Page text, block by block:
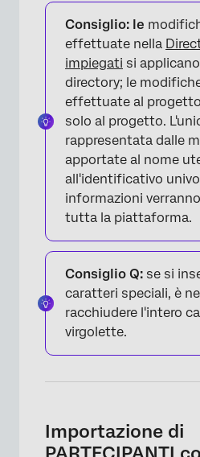
Consiglio: le
effettuate nella
impiegati si
directory; le
effettuate al
solo al progetto.
rappresentata dalle
apportate al nome
all'identificativo
informazioni
tutta la piattaforma.
Consiglio Q: se si
caratteri speciali, è
racchiudere l'intero
virgolette.
Importazione di